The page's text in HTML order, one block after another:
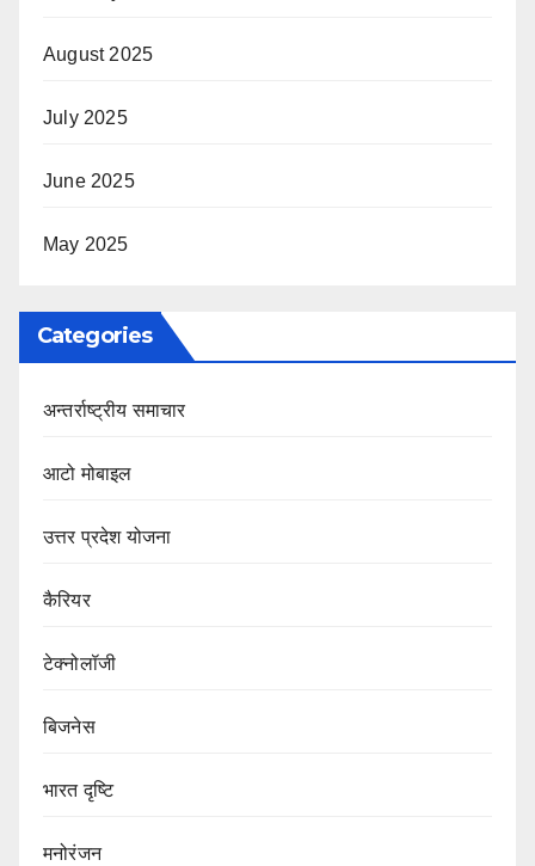
August 2025
July 2025
June 2025
May 2025
Categories
अन्तर्राष्ट्रीय समाचार
आटो मोबाइल
उत्तर प्रदेश योजना
कैरियर
टेक्नोलॉजी
बिजनेस
भारत दृष्टि
मनोरंजन